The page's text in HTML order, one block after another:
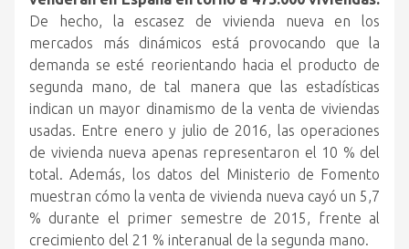
De hecho, la escasez de vivienda nueva en los
mercados más dinámicos está provocando que la
demanda se esté reorientando hacia el producto de
segunda mano, de tal manera que las estadísticas
indican un mayor dinamismo de la venta de viviendas
usadas. Entre enero y julio de 2016, las operaciones
de vivienda nueva apenas representaron el 10 % del
total. Además, los datos del Ministerio de Fomento
muestran cómo la venta de vivienda nueva cayó un 5,7
% durante el primer semestre de 2015, frente al
crecimiento del 21 % interanual de la segunda mano.